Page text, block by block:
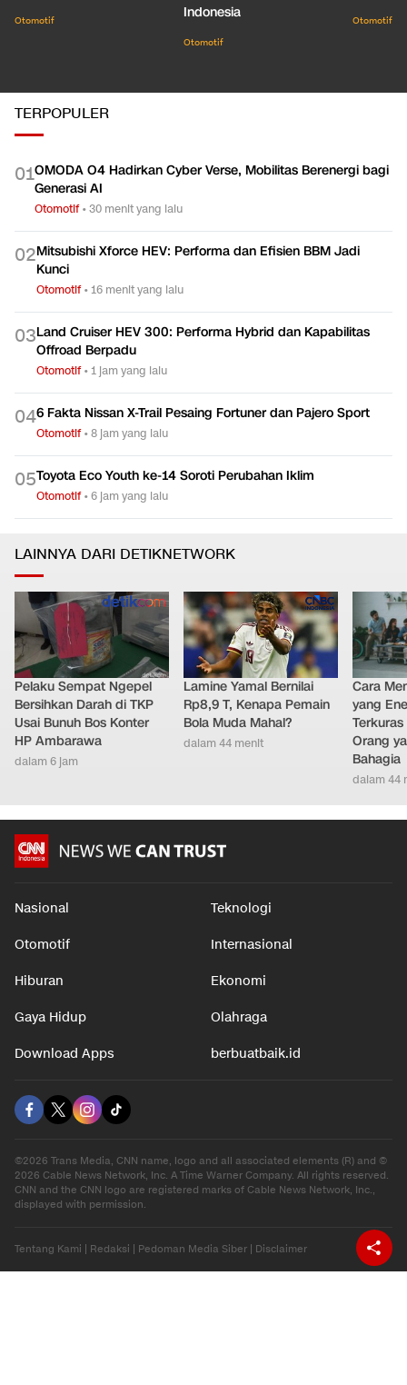
Otomotif
Indonesia
Otomotif
Otomotif
TERPOPULER
01OMODA O4 Hadirkan Cyber Verse, Mobilitas Berenergi bagi
Generasi AI
Otomotif•30 menit yang lalu
02Mitsubishi Xforce HEV: Performa dan Efisien BBM Jadi
Kunci
Otomotif•16 menit yang lalu
03Land Cruiser HEV 300: Performa Hybrid dan Kapabilitas
Offroad Berpadu
Otomotif•1 jam yang lalu
046 Fakta Nissan X-Trail Pesaing Fortuner dan Pajero Sport
Otomotif•8 jam yang lalu
05Toyota Eco Youth ke-14 Soroti Perubahan Iklim
Otomotif•6 jam yang lalu
LAINNYA DARI DETIKNETWORK
Pelaku Sempat Ngepel
Bersihkan Darah di TKP
Usai Bunuh Bos Konter
HP Ambarawa
dalam 6 jam
Lamine Yamal Bernilai
Rp8,9 T, Kenapa Pemain
Bola Muda Mahal?
dalam 44 menit
Cara
yang
Orang
Bahagia
dalam 44
Nasional Teknologi
Otomotif Internasional
Hiburan Ekonomi
Gaya Hidup Olahraga
Download Apps berbuatbaik.id
©2026 Trans Media, CNN name, logo and all associated elements (R) and ©
2026 Cable News Network, Inc. A Time Warner Company. All rights reserved.
CNN and the CNN logo are registered marks of Cable News Network, Inc.,
displayed with permission.
Tentang Kami Redaksi Pedoman Media Siber Disclaimer